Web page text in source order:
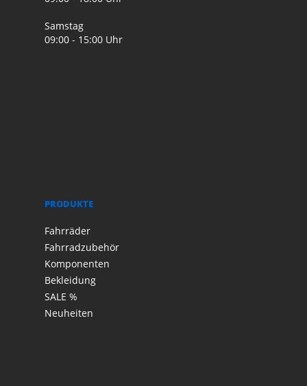
Samstag
09:00 - 15:00 Uhr
PRODUKTE
Fahrräder
Fahrradzubehör
Komponenten
Bekleidung
SALE %
Neuheiten